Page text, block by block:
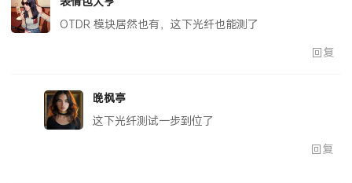
OTDR 模块居然也有，这下光纤也能测了
回复
晚枫亭
这下光纤测试一步到位了
回复